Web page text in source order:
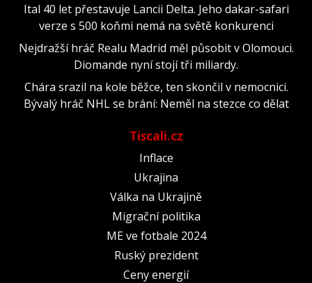
Ital 40 let přestavuje Lancii Delta. Jeho dakar-safari
verze s 500 koňmi nemá na světě konkurenci
Nejdražší hráč Realu Madrid měl působit v Olomouci.
Diomande nyní stojí tři miliardy.
Chára srazil na kole běžce, ten skončil v nemocnici.
Bývalý hráč NHL se brání: Neměl na stezce co dělat
Tiscali.cz
Inflace
Ukrajina
Válka na Ukrajině
Migrační politika
ME ve fotbale 2024
Ruský prezident
Ceny energií